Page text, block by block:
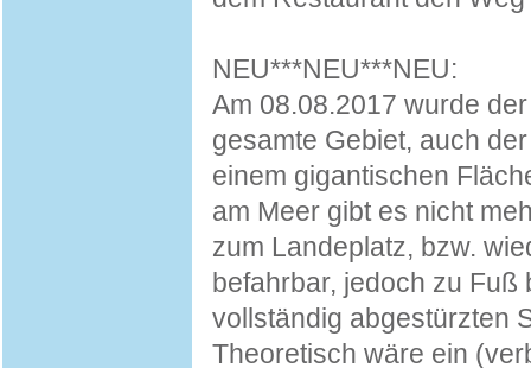
NEU***NEU***NEU:
Am 08.08.2017 wurde
gesamte Gebiet, auch
einem gigantischen
am Meer gibt es nicht
zum Landeplatz, bzw.
befahrbar, jedoch zu Fuß
vollständig abgestürzten
Theoretisch wäre ein